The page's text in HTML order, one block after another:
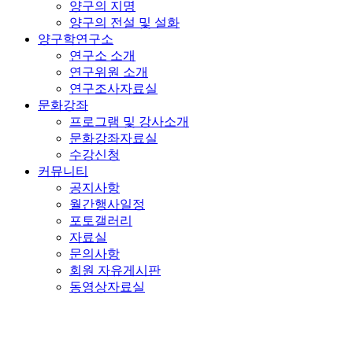
양구의 지명
양구의 전설 및 설화
양구학연구소
연구소 소개
연구위원 소개
연구조사자료실
문화강좌
프로그램 및 강사소개
문화강좌자료실
수강신청
커뮤니티
공지사항
월간행사일정
포토갤러리
자료실
문의사항
회원 자유게시판
동영상자료실